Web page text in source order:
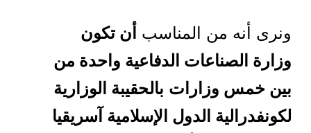
ونرى أنه من المناسب أن تكون
وزارة الصناعات الدفاعية واحدة من
بين خمس وزارات بالحقيبة الوزارية
لكونفدرالية الدول الإسلامية آسريقيا